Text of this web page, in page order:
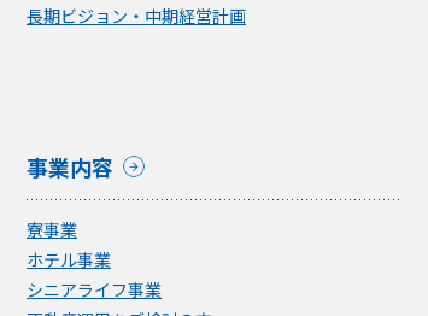
長期ビジョン・中期経営計画
事業内容
寮事業
ホテル事業
シニアライフ事業